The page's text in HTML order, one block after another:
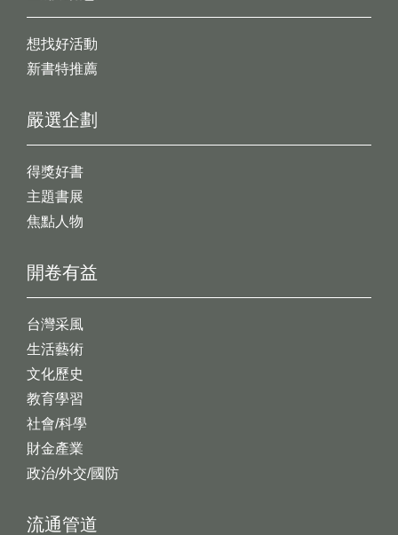
想找好活動
新書特推薦
開卷有益
台灣采風
生活藝術
文化歷史
教育學習
社會/科學
財金產業
政治/外交/國防
嚴選企劃
得獎好書
主題書展
焦點人物
流通管道